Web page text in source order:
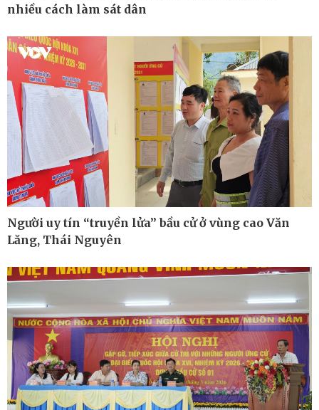
Bất động sản
Giá vàng
Tỷ giá
Chứng khoán
Giá cà phê
nhiều cách làm sát dân
Người uy tín “truyền lửa” bầu cử ở vùng cao Văn
Lăng, Thái Nguyên